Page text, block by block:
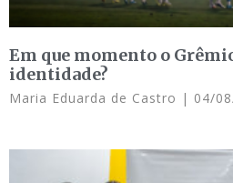
Em que momento o
identidade?
Maria Eduarda de Castro 04/